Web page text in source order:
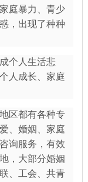
庭暴力、青少
，出现了种种
个人生活悲
人成长、家庭
区都有各种专
、婚姻、家庭
询服务，有效
，大部分婚姻
、工会、共青